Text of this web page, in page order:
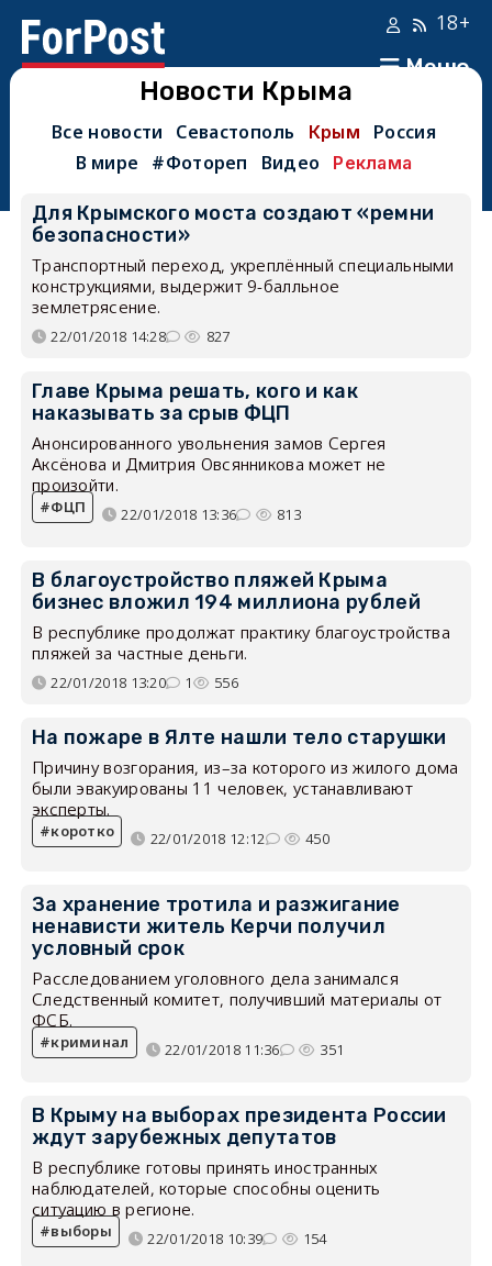
Меню
18+
Новости Крыма
Все новости Севастополь Крым
Россия
В мире
#Фотореп Видео Реклама
Для Крымского моста создают «ремни
безопасности»
Транспортный переход, укреплённый специальными
конструкциями, выдержит 9-балльное
землетрясение.
22/01/2018 14:28 827
Главе Крыма решать, кого и как
наказывать за срыв ФЦП
Анонсированного увольнения замов Сергея
Аксёнова и Дмитрия Овсянникова может не
произойти.
ФЦП 22/01/2018 13:36 813
В благоустройство пляжей Крыма
бизнес вложил 194 миллиона рублей
В республике продолжат практику благоустройства
пляжей за частные деньги.
22/01/2018 13:20 1 556
На пожаре в Ялте нашли тело старушки
Причину возгорания, из–за которого из жилого дома
были эвакуированы 11 человек, устанавливают
эксперты.
коротко 22/01/2018 12:12 450
За хранение тротила и разжигание
ненависти житель Керчи получил
условный срок
Расследованием уголовного дела занимался
Следственный комитет, получивший материалы от
ФСБ.
криминал 22/01/2018 11:36 351
В Крыму на выборах президента России
ждут зарубежных депутатов
В республике готовы принять иностранных
наблюдателей, которые способны оценить
ситуацию в регионе.
выборы 22/01/2018 10:39 154